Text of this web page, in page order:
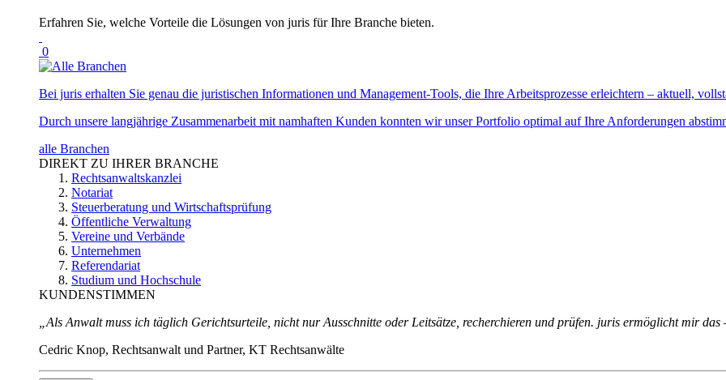
Erfahren Sie, welche Vorteile die Lösungen von juris für Ihre Branche bieten.
0
Bei juris erhalten Sie genau die juristischen Informationen und Management-Tools, die Ihre Arbeitsprozesse erleichtern – aktuell,
Durch unsere langjährige Zusammenarbeit mit namhaften Kunden konnten wir unser Portfolio optimal auf Ihre Anforderungen
alle Branchen
DIREKT ZU IHRER BRANCHE
Rechtsanwaltskanzlei
Notariat
Steuerberatung und Wirtschaftsprüfung
Öffentliche Verwaltung
Vereine und Verbände
Unternehmen
Referendariat
Studium und Hochschule
KUNDENSTIMMEN
„Als Anwalt muss ich täglich Gerichtsurteile, nicht nur Ausschnitte oder Leitsätze, recherchieren und prüfen. juris ermöglicht mir
Cedric Knop, Rechtsanwalt und Partner, KT Rechtsanwälte